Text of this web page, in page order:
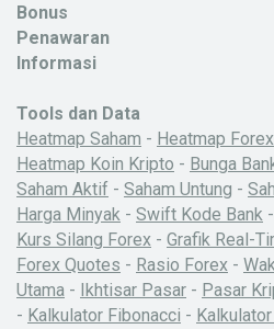
Bonus
Penawaran
Informasi
Tools dan Data
Heatmap Saham - Heatmap Forex
Heatmap Koin Kripto - Bunga
Saham Aktif - Saham Untung -
Harga Minyak - Swift Kode Bank -
Kurs Silang Forex - Grafik Real-
Forex Quotes - Rasio Forex -
Utama - Ikhtisar Pasar - Pasar
- Kalkulator Fibonacci -